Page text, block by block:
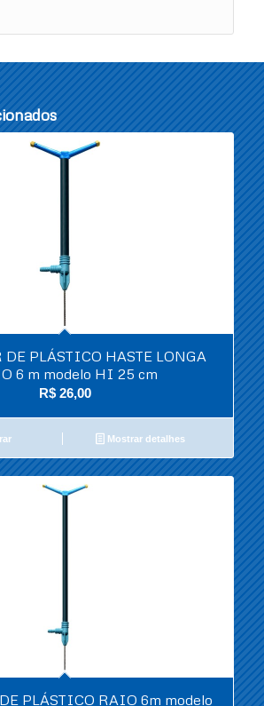
DE PLÁSTICO HASTE LONGA
6 m modelo HI 25 cm
R$ 26,00
Mostrar detalhes
PLÁSTICO RAIO 6m modelo